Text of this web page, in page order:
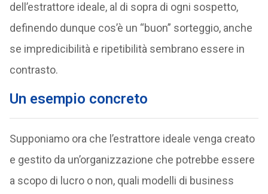
dell’estrattore ideale, al di sopra di ogni sospetto,
definendo dunque cos’è un “buon” sorteggio, anche
se impredicibilità e ripetibilità sembrano essere in
contrasto.
Un esempio concreto
Supponiamo ora che l’estrattore ideale venga creato
e gestito da un’organizzazione che potrebbe essere
a scopo di lucro o non, quali modelli di business